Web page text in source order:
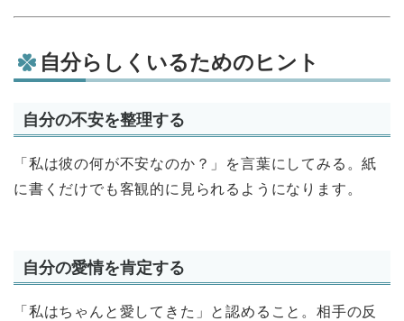
自分らしくいるためのヒント
自分の不安を整理する
「私は彼の何が不安なのか？」を言葉にしてみる。紙
に書くだけでも客観的に見られるようになります。
自分の愛情を肯定する
「私はちゃんと愛してきた」と認めること。相手の反